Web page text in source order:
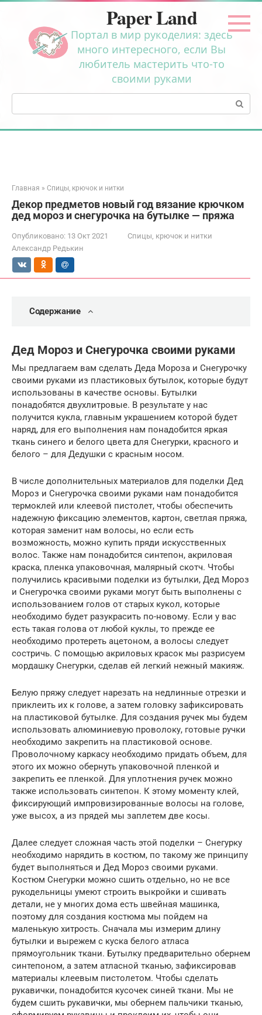
Перейти
контенту
Paper Land
Портал в мир рукоделия: здесь
много интересного, если Вы
любитель мастерить что-то
своими руками
Поиск:
Главная » Спицы, крючок и нитки
Декор предметов новый год вязание крючком
дед мороз и снегурочка на бутылке — пряжа
Опубликовано: 13 Окт 2021
Спицы, крючок и нитки
Александр Редькин
Содержание
Дед Мороз и Снегурочка своими руками
Мы предлагаем вам сделать Деда Мороза и Снегурочку
своими руками из пластиковых бутылок, которые будут
использованы в качестве основы. Бутылки
понадобятся двухлитровые. В результате у нас
получится кукла, главным украшением которой будет
наряд, для его выполнения нам понадобится яркая
ткань синего и белого цвета для Снегурки, красного и
белого – для Дедушки с красным носом.
В числе дополнительных материалов для поделки Дед
Мороз и Снегурочка своими руками нам понадобится
термоклей или клеевой пистолет, чтобы обеспечить
надежную фиксацию элементов, картон, светлая пряжа,
которая заменит нам волосы, но если есть
возможность, можно купить пряди искусственных
волос. Также нам понадобится синтепон, акриловая
краска, пленка упаковочная, малярный скотч. Чтобы
получились красивыми поделки из бутылки, Дед Мороз
и Снегурочка своими руками могут быть выполнены с
использованием голов от старых кукол, которые
необходимо будет разукрасить по-новому. Если у вас
есть такая голова от любой куклы, то прежде ее
необходимо протереть ацетоном, а волосы следует
состричь. С помощью акриловых красок мы разрисуем
мордашку Снегурки, сделав ей легкий нежный макияж.
Белую пряжу следует нарезать на недлинные отрезки и
приклеить их к голове, а затем головку зафиксировать
на пластиковой бутылке. Для создания ручек мы будем
использовать алюминиевую проволоку, готовые ручки
необходимо закрепить на пластиковой основе.
Проволочному каркасу необходимо придать объем, для
этого их можно обернуть упаковочной пленкой и
закрепить ее пленкой. Для уплотнения ручек можно
также использовать синтепон. К этому моменту клей,
фиксирующий импровизированные волосы на голове,
уже высох, а из прядей мы заплетем две косы.
Далее следует сложная часть этой поделки – Снегурку
необходимо нарядить в костюм, по такому же принципу
будет выполняться и Дед Мороз своими руками.
Костюм Снегурки можно сшить отдельно, но не все
рукодельницы умеют строить выкройки и сшивать
детали, не у многих дома есть швейная машинка,
поэтому для создания костюма мы пойдем на
маленькую хитрость. Сначала мы измерим длину
бутылки и вырежем с куска белого атласа
прямоугольник ткани. Бутылку предварительно обернем
синтепоном, а затем атласной тканью, зафиксировав
материалы клеевым пистолетом. Чтобы сделать
рукавички, понадобится кусочек синей ткани. Мы не
будем сшить рукавички, мы обернем пальчики тканью,